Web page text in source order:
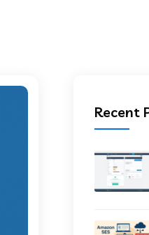
Recent